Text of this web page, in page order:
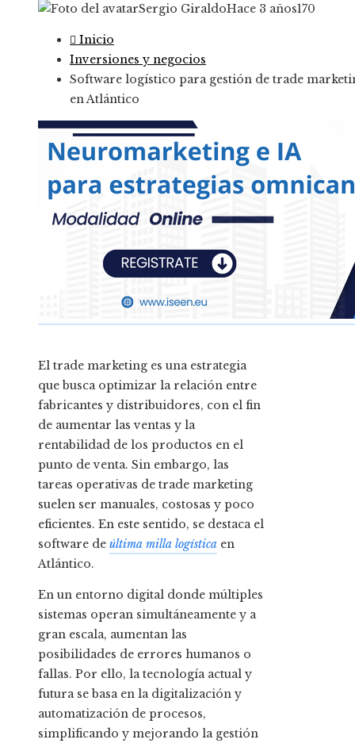
Sergio GiraldoHace 3 años170
Inicio
Inversiones y negocios
Software logístico para gestión de trade
en Atlántico
El trade marketing es una estrategia
que busca optimizar la relación entre
fabricantes y distribuidores, con el fin
de aumentar las ventas y la
rentabilidad de los productos en el
punto de venta. Sin embargo, las
tareas operativas de trade marketing
suelen ser manuales, costosas y poco
eficientes. En este sentido, se destaca el
software de última milla logística en
Atlántico.
En un entorno digital donde múltiples
sistemas operan simultáneamente y a
gran escala, aumentan las
posibilidades de errores humanos o
fallas. Por ello, la tecnología actual y
futura se basa en la digitalización y
automatización de procesos,
simplificando y mejorando la gestión